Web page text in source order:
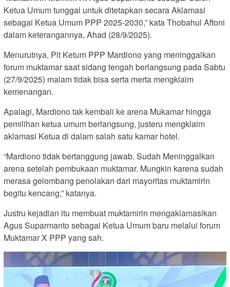
Ketua Umum tunggal untuk ditetapkan secara Aklamasi
sebagai Ketua Umum PPP 2025-2030,” kata Thobahul Aftoni
dalam keterangannya, Ahad (28/9/2025).
Menurutnya, Plt Ketum PPP Mardiono yang meninggalkan
forum muktamar saat sidang tengah berlangsung pada Sabtu
(27/9/2025) malam tidak bisa serta merta mengklaim
kemenangan.
Apalagi, Mardiono tak kembali ke arena Mukamar hingga
pemilihan ketua umum berlangsung, justeru mengklaim
aklamasi Ketua di dalam salah satu kamar hotel.
“Mardiono tidak bertanggung jawab. Sudah Meninggalkan
arena setelah pembukaan muktamar. Mungkin karena sudah
merasa gelombang penolakan dari mayoritas muktamirin
begitu kencang,” katanya.
Justru kejadian itu membuat muktamirin mengaklamasikan
Agus Suparmanto sebagai Ketua Umum baru melalui forum
Muktamar X PPP yang sah.